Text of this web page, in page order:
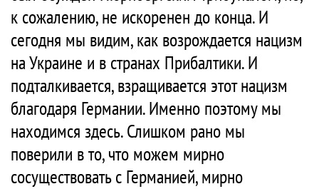
к сожалению, не искоренен до конца. И
сегодня мы видим, как возрождается нацизм
на Украине и в странах Прибалтики. И
подталкивается, взращивается этот нацизм
благодаря Германии. Именно поэтому мы
находимся здесь. Слишком рано мы
поверили в то, что можем мирно
сосуществовать с Германией, мирно